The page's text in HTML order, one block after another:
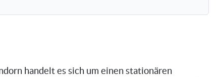
handelt es sich um einen stationären